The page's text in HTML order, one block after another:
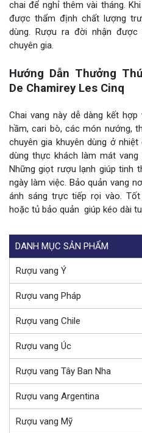
chai để nghỉ thêm vài tháng.
được thẩm định chất lượng
dùng. Rượu ra đời nhận
chuyên gia.
Hướng Dẫn Thưởng
De Chamirey Les Cinq
Chai vang này dễ dàng kết
hầm, cari bò, các món nướng,
chuyên gia khuyên dùng ở
dùng thực khách làm mát
Những giọt rượu lạnh giúp tinh
ngày làm việc. Bảo quản vang
ánh sáng trực tiếp rọi vào.
hoặc tủ bảo quản giúp kéo dài
DANH MỤC SẢN PHẨM
Rượu vang Ý
Rượu vang Pháp
Rượu vang Chile
Rượu vang Úc
Rượu vang Tây Ban Nha
Rượu vang Argentina
Rượu vang Mỹ